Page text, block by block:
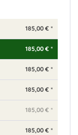
185,00 € *
185,00 € *
185,00 € *
185,00 € *
185,00 € *
185,00 € *